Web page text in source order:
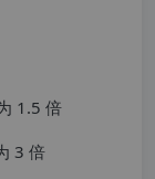
1.5 倍
3 倍